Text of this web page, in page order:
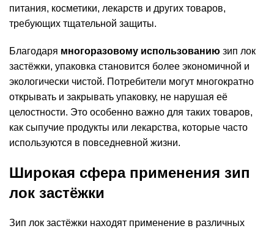
питания, косметики, лекарств и других товаров,
требующих тщательной защиты.
Благодаря многоразовому использованию зип лок
застёжки, упаковка становится более экономичной и
экологически чистой. Потребители могут многократно
открывать и закрывать упаковку, не нарушая её
целостности. Это особенно важно для таких товаров,
как сыпучие продукты или лекарства, которые часто
используются в повседневной жизни.
Широкая сфера применения зип
лок застёжки
Зип лок застёжки находят применение в различных